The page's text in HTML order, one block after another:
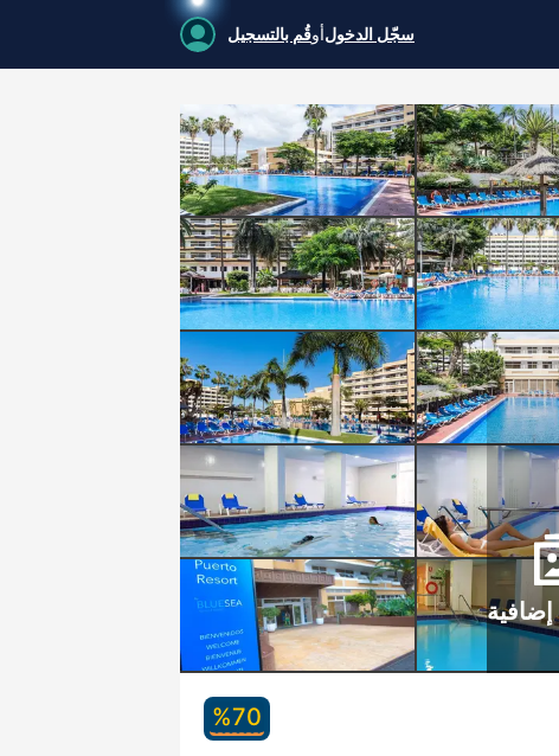
سجّل الدخولأوقُم بالتسجيل
70‏%